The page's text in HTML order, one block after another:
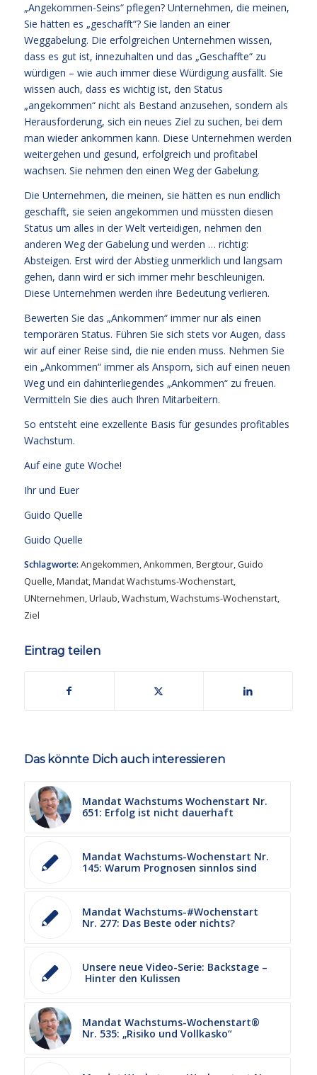
„Angekommen-Seins“ pflegen? Unternehmen, die meinen,
Sie hätten es „geschafft“? Sie landen an einer
Weggabelung. Die erfolgreichen Unternehmen wissen,
dass es gut ist, innezuhalten und das „Geschaffte“ zu
würdigen – wie auch immer diese Würdigung ausfällt. Sie
wissen auch, dass es wichtig ist, den Status
„angekommen“ nicht als Bestand anzusehen, sondern als
Herausforderung, sich ein neues Ziel zu suchen, bei dem
man wieder ankommen kann. Diese Unternehmen werden
weitergehen und gesund, erfolgreich und profitabel
wachsen. Sie nehmen den einen Weg der Gabelung.
Die Unternehmen, die meinen, sie hätten es nun endlich
geschafft, sie seien angekommen und müssten diesen
Status um alles in der Welt verteidigen, nehmen den
anderen Weg der Gabelung und werden … richtig:
Absteigen. Erst wird der Abstieg unmerklich und langsam
gehen, dann wird er sich immer mehr beschleunigen.
Diese Unternehmen werden ihre Bedeutung verlieren.
Bewerten Sie das „Ankommen“ immer nur als einen
temporären Status. Führen Sie sich stets vor Augen, dass
wir auf einer Reise sind, die nie enden muss. Nehmen Sie
ein „Ankommen“ immer als Ansporn, sich auf einen neuen
Weg und ein dahinterliegendes „Ankommen“ zu freuen.
Vermitteln Sie dies auch Ihren Mitarbeitern.
So entsteht eine exzellente Basis für gesundes profitables
Wachstum.
Auf eine gute Woche!
Ihr und Euer
Guido Quelle
Guido Quelle
Schlagworte: Angekommen,Ankommen,Bergtour, Guido
Quelle,Mandat,Mandat Wachstums-Wochenstart,
UNternehmen,Urlaub,Wachstum,Wachstums-Wochenstart,
Ziel
Eintrag teilen
Das könnte Dich auch interessieren
Mandat Wachstums Wochenstart Nr.
651: Erfolg ist nicht dauerhaft
Mandat Wachstums-Wochenstart Nr.
145: Warum Prognosen sinnlos sind
Mandat Wachstums-#Wochenstart
Nr. 277: Das Beste oder nichts?
Unsere neue Video-Serie: Backstage –
Hinter den Kulissen
Mandat Wachstums-Wochenstart®
Nr. 535: „Risiko und Vollkasko“